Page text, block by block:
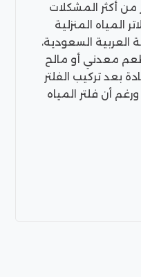
من أكثر المشكلات
المياه المنزلية
العربية السعودية،
معدني أو مالح
بعد تركيب الفلتر
أن فلتر المياه